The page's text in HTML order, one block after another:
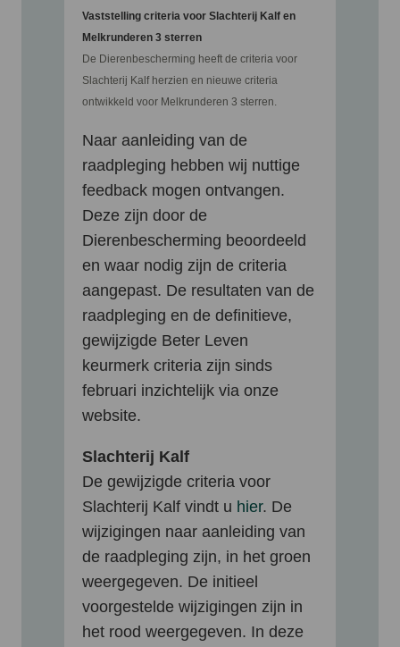
Vaststelling criteria voor Slachterij Kalf en
Melkrunderen 3 sterren
De Dierenbescherming heeft de criteria voor
Slachterij Kalf herzien en nieuwe criteria
ontwikkeld voor Melkrunderen 3 sterren.
Naar aanleiding van de
raadpleging hebben wij nuttige
feedback mogen ontvangen.
Deze zijn door de
Dierenbescherming beoordeeld
en waar nodig zijn de criteria
aangepast. De resultaten van de
raadpleging en de definitieve,
gewijzigde Beter Leven
keurmerk criteria zijn sinds
februari inzichtelijk via onze
website.
Slachterij Kalf
De gewijzigde criteria voor
Slachterij Kalf vindt u hier. De
wijzigingen naar aanleiding van
de raadpleging zijn, in het groen
weergegeven. De initieel
voorgestelde wijzigingen zijn in
het rood weergegeven. In deze